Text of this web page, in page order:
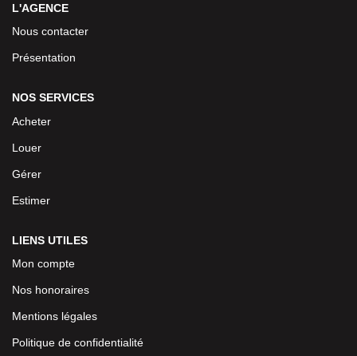
L'AGENCE
Nous contacter
Présentation
NOS SERVICES
Acheter
Louer
Gérer
Estimer
LIENS UTILES
Mon compte
Nos honoraires
Mentions légales
Politique de confidentialité